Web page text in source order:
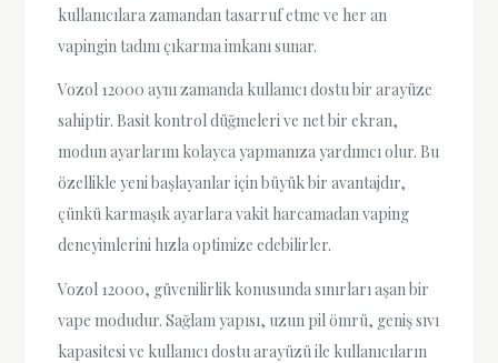
kullanıcılara zamandan tasarruf etme ve her an
vapingin tadını çıkarma imkanı sunar.
Vozol 12000 aynı zamanda kullanıcı dostu bir arayüze
sahiptir. Basit kontrol düğmeleri ve net bir ekran,
modun ayarlarını kolayca yapmanıza yardımcı olur. Bu
özellikle yeni başlayanlar için büyük bir avantajdır,
çünkü karmaşık ayarlara vakit harcamadan vaping
deneyimlerini hızla optimize edebilirler.
Vozol 12000, güvenilirlik konusunda sınırları aşan bir
vape modudur. Sağlam yapısı, uzun pil ömrü, geniş sıvı
kapasitesi ve kullanıcı dostu arayüzü ile kullanıcıların